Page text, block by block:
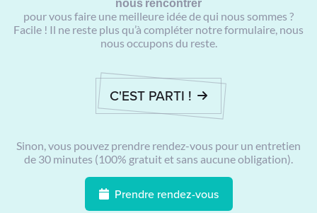
pour vous faire une meilleure idée de qui nous sommes ?
Facile ! Il ne reste plus qu’à compléter notre formulaire, nous
nous occupons du reste.
C'EST PARTI !
Sinon, vous pouvez prendre rendez-vous pour un entretien
de 30 minutes (100% gratuit et sans aucune obligation).
Prendre rendez-vous